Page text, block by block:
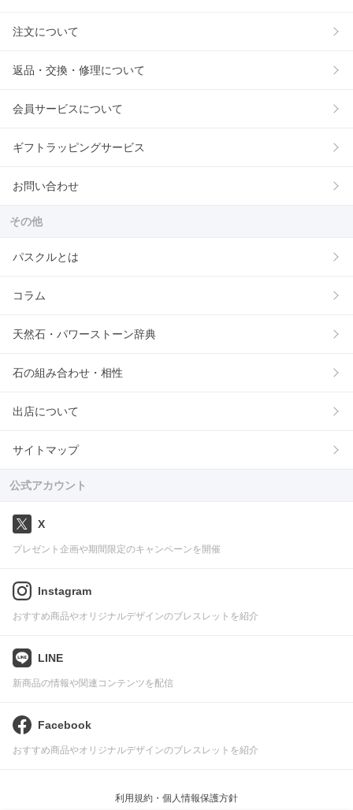
注文について
返品・交換・修理について
会員サービスについて
ギフトラッピングサービス
お問い合わせ
その他
パスクルとは
コラム
天然石・パワーストーン辞典
石の組み合わせ・相性
出店について
サイトマップ
公式アカウント
X
プレゼント企画や期間限定のキャンペーンを開催
Instagram
おすすめ商品やオリジナルデザインのブレスレットを紹介
LINE
新商品の情報や関連コンテンツを配信
Facebook
おすすめ商品やオリジナルデザインのブレスレットを紹介
利用規約・個人情報保護方針